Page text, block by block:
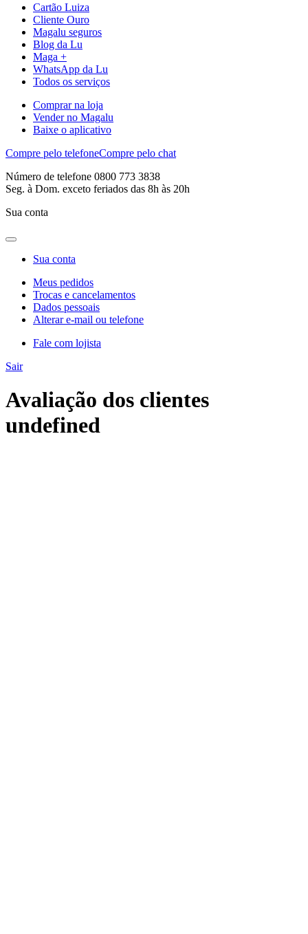
Cartão Luiza
Cliente Ouro
Magalu seguros
Blog da Lu
Maga +
WhatsApp da Lu
Todos os serviços
Comprar na loja
Vender no Magalu
Baixe o aplicativo
Compre pelo telefoneCompre pelo chat
Número de telefone 0800 773 3838
Seg. à Dom. exceto feriados das 8h às 20h
Sua conta
Sua conta
Meus pedidos
Trocas e cancelamentos
Dados pessoais
Alterar e-mail ou telefone
Fale com lojista
Sair
Avaliação dos clientes
undefined